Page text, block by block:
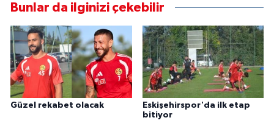
Bunlar da ilginizi çekebilir
Güzel rekabet olacak
Eskişehirspor'da ilk etap
bitiyor